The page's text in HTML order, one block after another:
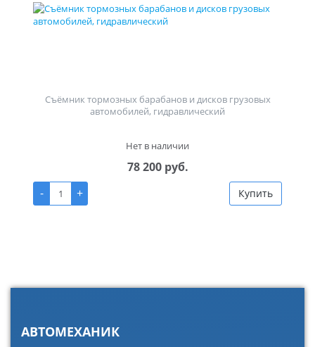
Съёмник тормозных барабанов и дисков грузовых
автомобилей, гидравлический
Нет в наличии
78 200 руб.
-
+ Купить
АВТОМЕХАНИК